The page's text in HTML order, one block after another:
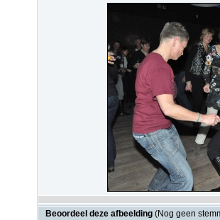
Beoordeel deze afbeelding (Nog geen